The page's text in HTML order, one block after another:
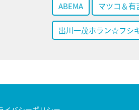
ABEMA マツコ＆有
出川一茂ホラン☆フシ